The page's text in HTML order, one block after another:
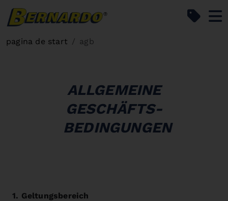
pagina de start agb
ALLGEMEINE
GESCHÄFTS-
BEDINGUNGEN
1. Geltungsbereich